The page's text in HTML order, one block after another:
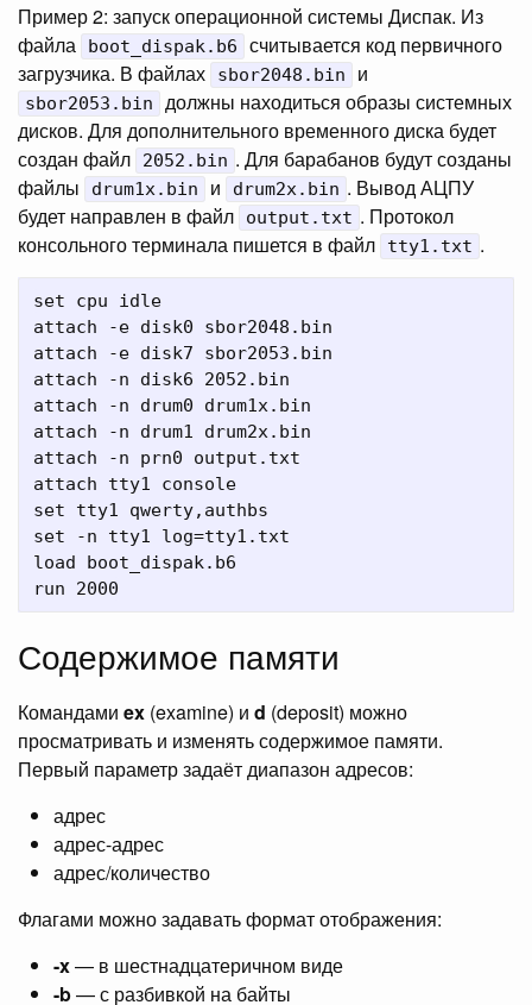
Пример 2: запуск операционной системы Диспак. Из
файла
boot_dispak.b6
считывается код первичного
загрузчика. В файлах
sbor2048.bin и
sbor2053.bin
должны находиться образы системных
дисков. Для дополнительного временного диска будет
создан файл
2052.bin . Для барабанов будут созданы
файлы
drum1x.bin и drum2x.bin . Вывод АЦПУ
будет направлен в файл
output.txt . Протокол
консольного терминала пишется в файл
tty1.txt .
set cpu idle
attach -e disk0 sbor2048.bin
attach -e disk7 sbor2053.bin
attach -n disk6 2052.bin
attach -n drum0 drum1x.bin
attach -n drum1 drum2x.bin
attach -n prn0 output.txt
attach tty1 console
set tty1 qwerty,authbs
set -n tty1 log=tty1.txt
load boot_dispak.b6
Содержимое памяти
Командами ex (examine) и d (deposit) можно
просматривать и изменять содержимое памяти.
Первый параметр задаёт диапазон адресов:
адрес
адрес-адрес
адрес/количество
Флагами можно задавать формат отображения:
-x— в шестнадцатеричном виде
-b— с разбивкой на байты